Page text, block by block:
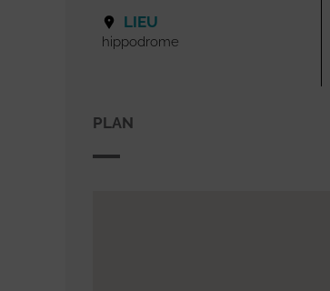
LIEU
hippodrome
PLAN